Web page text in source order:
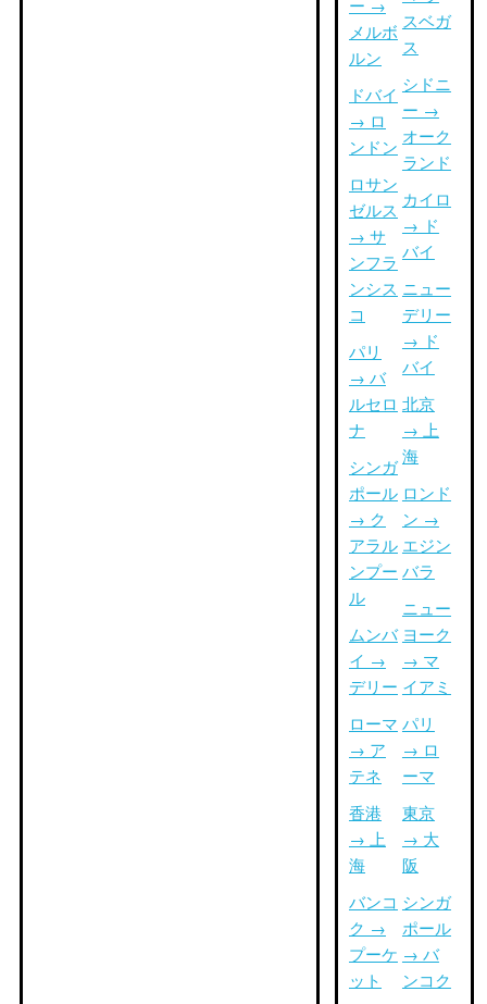
ー →
メルボ
ルン
ドバイ
→ ロ
ンドン
ロサン
ゼルス
→ サ
ンフラ
ンシス
コ
パリ
→ バ
ルセロ
ナ
シンガ
ポール
→ ク
アラル
ンプー
ル
ムンバ
イ →
デリー
ローマ
→ ア
テネ
香港
→ 上
海
バンコ
ク →
プーケ
ット
スベガ
ス
シドニ
ー →
オーク
ランド
カイロ
→ ド
バイ
ニュー
デリー
→ ド
バイ
北京
→ 上
海
ロンド
ン →
エジン
バラ
ニュー
ヨーク
→ マ
イアミ
パリ
→ ロ
ーマ
東京
→ 大
阪
シンガ
ポール
→ バ
ンコク